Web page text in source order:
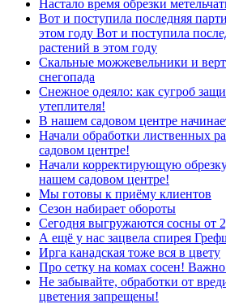
Настало время обрезки
Вот и поступила последняя
этом году Вот и поступила
растений в этом году
Скальные можжевельники и
снегопада
Снежное одеяло: как сугроб
утеплителя!
В нашем садовом центре
Начали обработки лиственных
садовом центре!
Начали корректирующую
нашем садовом центре!
Мы готовы к приёму клиентов
Сезон набирает обороты
Сегодня выгружаются сосны от
А ещё у нас зацвела спирея
Ирга канадская тоже вся в цвету
Про сетку на комах сосен!
Не забывайте, обработки от
цветения запрещены!